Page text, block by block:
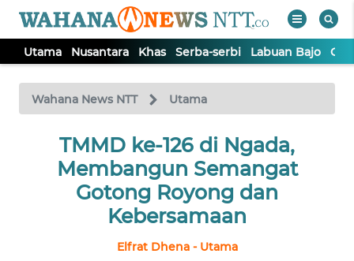
Utama Nusantara Khas Serba-serbi Labuan Bajo
Wahana News NTT Utama
TMMD ke-126 di Ngada,
Membangun Semangat
Gotong Royong dan
Kebersamaan
Elfrat Dhena - Utama
TV
Tutup
UTAMA
NUSANTARA